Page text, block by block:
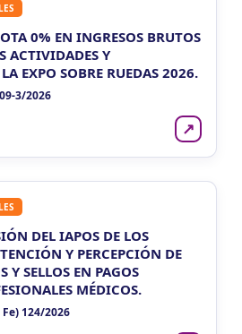
0% EN INGRESOS BRUTOS
ACTIVIDADES Y
EXPO SOBRE RUEDAS 2026.
3/2026
↗
DEL IAPOS DE LOS
Y PERCEPCIÓN DE
Y SELLOS EN PAGOS
MÉDICOS.
124/2026